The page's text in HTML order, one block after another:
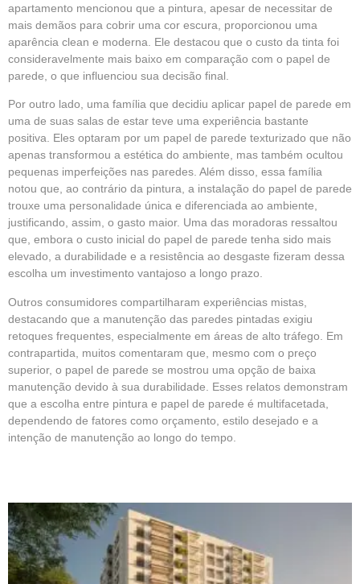
apartamento mencionou que a pintura, apesar de necessitar de
mais demãos para cobrir uma cor escura, proporcionou uma
aparência clean e moderna. Ele destacou que o custo da tinta foi
consideravelmente mais baixo em comparação com o papel de
parede, o que influenciou sua decisão final.
Por outro lado, uma família que decidiu aplicar papel de parede em
uma de suas salas de estar teve uma experiência bastante
positiva. Eles optaram por um papel de parede texturizado que não
apenas transformou a estética do ambiente, mas também ocultou
pequenas imperfeições nas paredes. Além disso, essa família
notou que, ao contrário da pintura, a instalação do papel de parede
trouxe uma personalidade única e diferenciada ao ambiente,
justificando, assim, o gasto maior. Uma das moradoras ressaltou
que, embora o custo inicial do papel de parede tenha sido mais
elevado, a durabilidade e a resistência ao desgaste fizeram dessa
escolha um investimento vantajoso a longo prazo.
Outros consumidores compartilharam experiências mistas,
destacando que a manutenção das paredes pintadas exigiu
retoques frequentes, especialmente em áreas de alto tráfego. Em
contrapartida, muitos comentaram que, mesmo com o preço
superior, o papel de parede se mostrou uma opção de baixa
manutenção devido à sua durabilidade. Esses relatos demonstram
que a escolha entre pintura e papel de parede é multifacetada,
dependendo de fatores como orçamento, estilo desejado e a
intenção de manutenção ao longo do tempo.